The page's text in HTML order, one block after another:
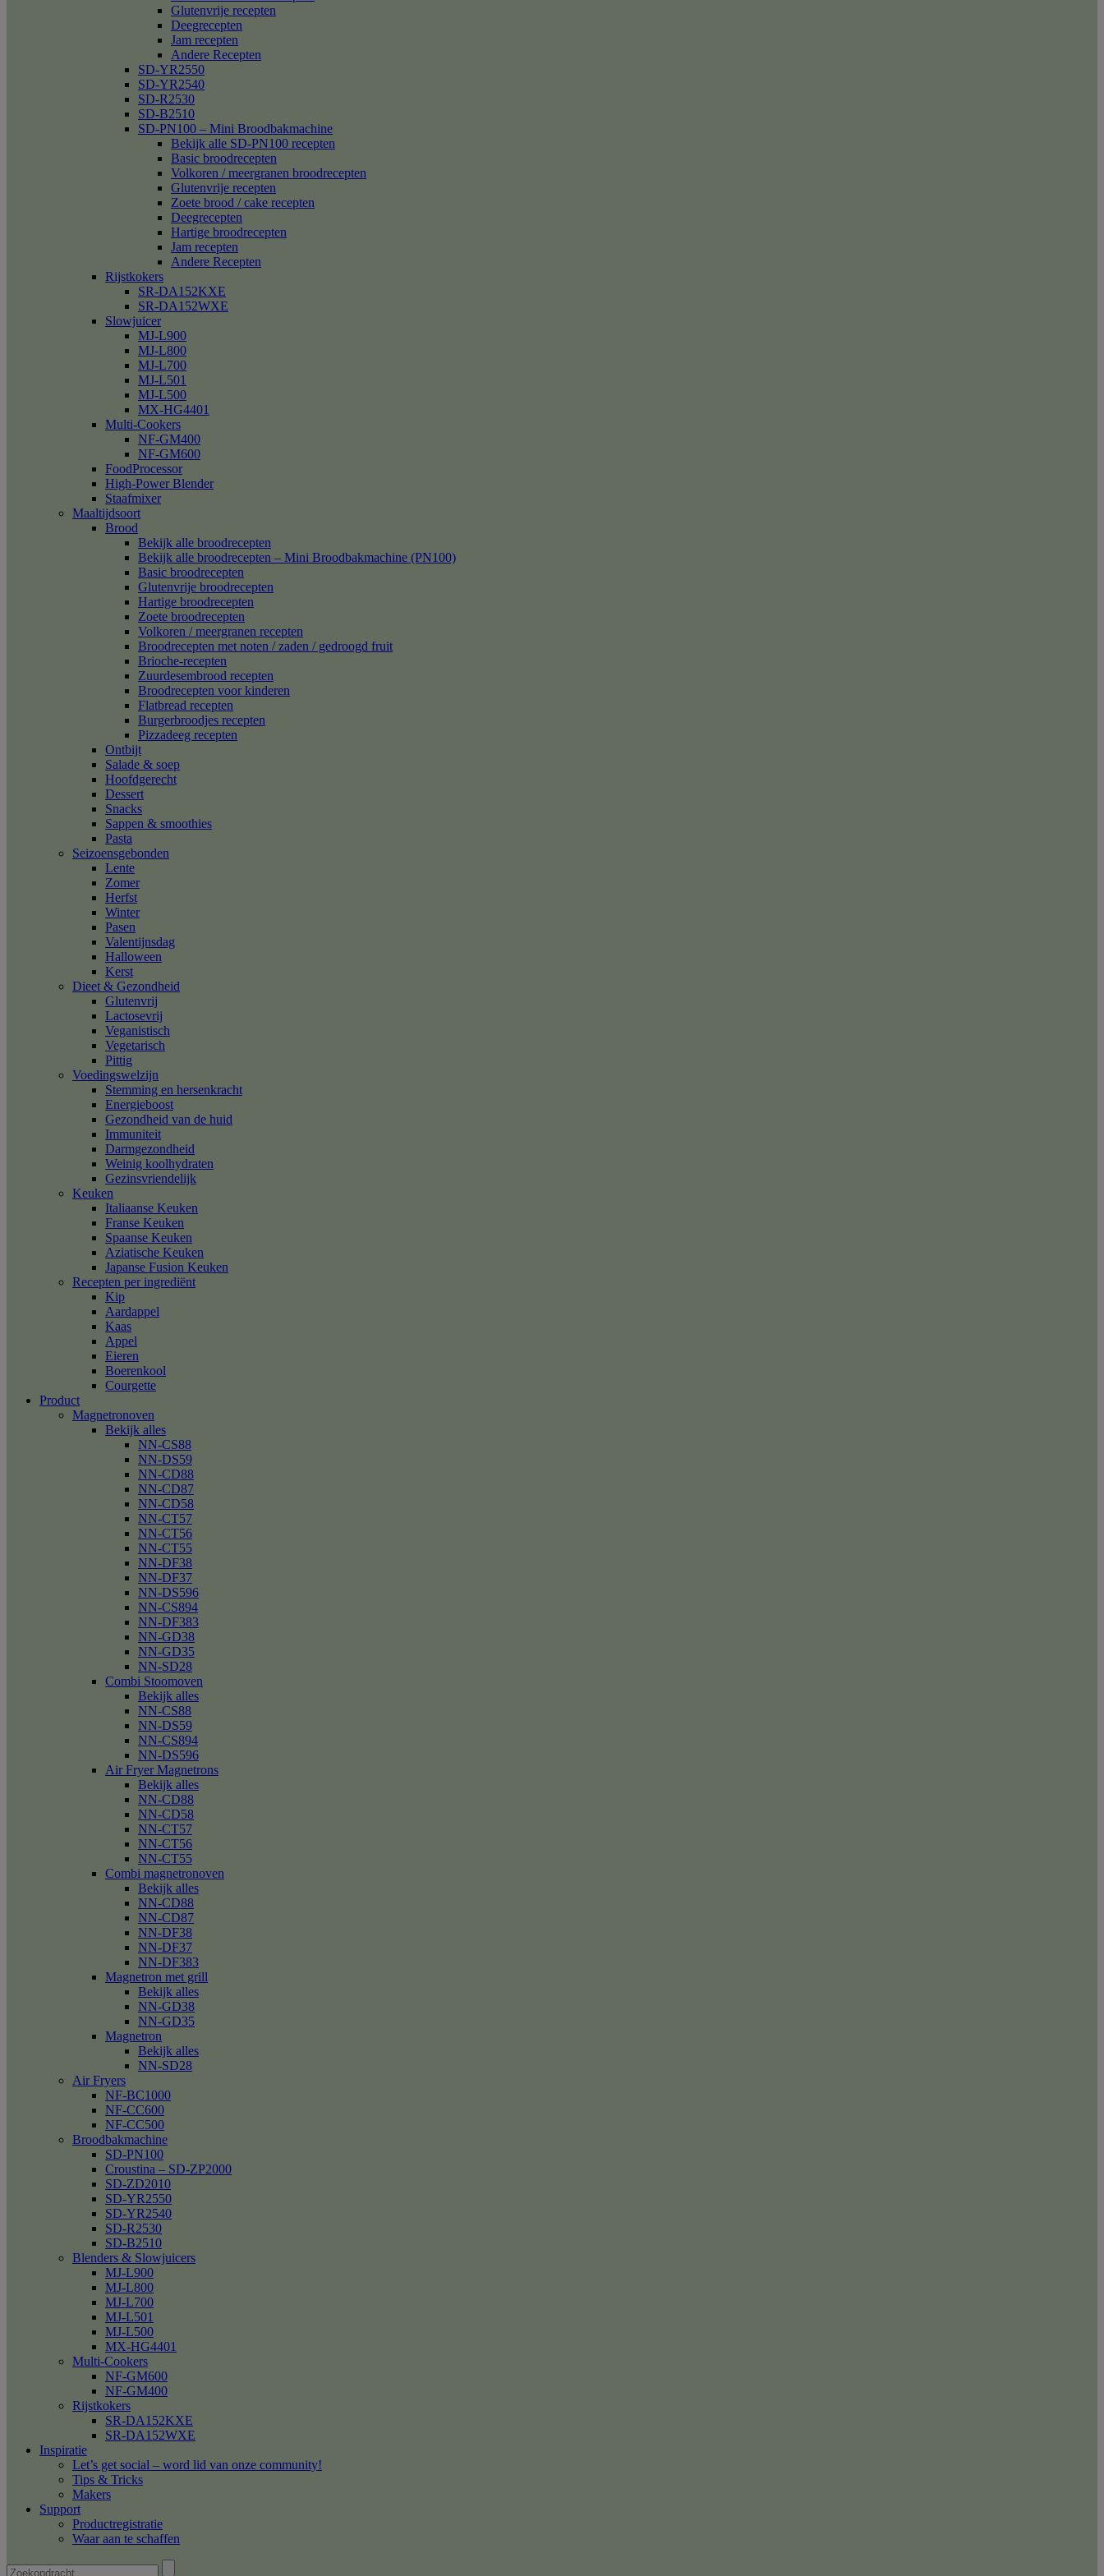
Glutenvrije recepten
Deegrecepten
Jam recepten
Andere Recepten
SD-YR2550
SD-YR2540
SD-R2530
SD-B2510
SD-PN100 – Mini Broodbakmachine
Bekijk alle SD-PN100 recepten
Basic broodrecepten
Volkoren / meergranen broodrecepten
Glutenvrije recepten
Zoete brood / cake recepten
Deegrecepten
Hartige broodrecepten
Jam recepten
Andere Recepten
Rijstkokers
SR-DA152KXE
SR-DA152WXE
Slowjuicer
MJ-L900
MJ-L800
MJ-L700
MJ-L501
MJ-L500
MX-HG4401
Multi-Cookers
NF-GM400
NF-GM600
FoodProcessor
High-Power Blender
Staafmixer
Maaltijdsoort
Brood
Bekijk alle broodrecepten
Bekijk alle broodrecepten – Mini Broodbakmachine (PN100)
Basic broodrecepten
Glutenvrije broodrecepten
Hartige broodrecepten
Zoete broodrecepten
Volkoren / meergranen recepten
Broodrecepten met noten / zaden / gedroogd fruit
Brioche-recepten
Zuurdesembrood recepten
Broodrecepten voor kinderen
Flatbread recepten
Burgerbroodjes recepten
Pizzadeeg recepten
Ontbijt
Salade & soep
Hoofdgerecht
Dessert
Snacks
Sappen & smoothies
Pasta
Seizoensgebonden
Lente
Zomer
Herfst
Winter
Pasen
Valentijnsdag
Halloween
Kerst
Dieet & Gezondheid
Glutenvrij
Lactosevrij
Veganistisch
Vegetarisch
Pittig
Voedingswelzijn
Stemming en hersenkracht
Energieboost
Gezondheid van de huid
Immuniteit
Darmgezondheid
Weinig koolhydraten
Gezinsvriendelijk
Keuken
Italiaanse Keuken
Franse Keuken
Spaanse Keuken
Aziatische Keuken
Japanse Fusion Keuken
Recepten per ingrediënt
Kip
Aardappel
Kaas
Appel
Eieren
Boerenkool
Courgette
Product
Magnetronoven
Bekijk alles
NN-CS88
NN-DS59
NN-CD88
NN-CD87
NN-CD58
NN-CT57
NN-CT56
NN-CT55
NN-DF38
NN-DF37
NN-DS596
NN-CS894
NN-DF383
NN-GD38
NN-GD35
NN-SD28
Combi Stoomoven
Bekijk alles
NN-CS88
NN-DS59
NN-CS894
NN-DS596
Air Fryer Magnetrons
Bekijk alles
NN-CD88
NN-CD58
NN-CT57
NN-CT56
NN-CT55
Combi magnetronoven
Bekijk alles
NN-CD88
NN-CD87
NN-DF38
NN-DF37
NN-DF383
Magnetron met grill
Bekijk alles
NN-GD38
NN-GD35
Magnetron
Bekijk alles
NN-SD28
Air Fryers
NF-BC1000
NF-CC600
NF-CC500
Broodbakmachine
SD-PN100
Croustina – SD-ZP2000
SD-ZD2010
SD-YR2550
SD-YR2540
SD-R2530
SD-B2510
Blenders & Slowjuicers
MJ-L900
MJ-L800
MJ-L700
MJ-L501
MJ-L500
MX-HG4401
Multi-Cookers
NF-GM600
NF-GM400
Rijstkokers
SR-DA152KXE
SR-DA152WXE
Inspiratie
Let’s get social – word lid van onze community!
Tips & Tricks
Makers
Support
Productregistratie
Waar aan te schaffen